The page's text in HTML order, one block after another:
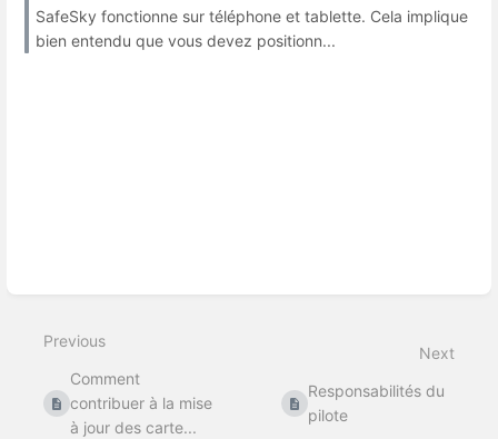
SafeSky fonctionne sur téléphone et tablette. Cela implique
bien entendu que vous devez positionn...
Previous
Comment
contribuer à la mise
à jour des carte...
Next
Responsabilités du
pilote